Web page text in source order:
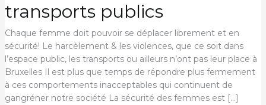
transports publics
Chaque femme doit pouvoir se déplacer librement et en
sécurité! Le harcèlement & les violences, que ce soit dans
l’espace public, les transports ou ailleurs n’ont pas leur place à
Bruxelles Il est plus que temps de répondre plus fermement
à ces comportements inacceptables qui continuent de
gangréner notre société La sécurité des femmes est […]